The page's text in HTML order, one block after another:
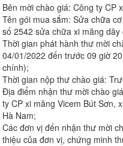
Bên mời chào giá: Công ty CP
Tên gói mua sắm: Sửa chữa
số 2542 sửa chữa xi măng
Thời gian phát hành thư mời
04/01/2022 đến trước 09 giờ
chính);
Thời gian nộp thư chào giá:
Địa điểm nhận thư mời chào
ty CP xi măng Vicem Bút Sơn,
Hà Nam;
Các đơn vị đến nhận thư mời
thiệu của đơn vị, chứng minh